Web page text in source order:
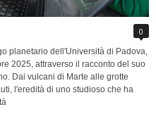
0
planetario dell'Università di Padova,
2025, attraverso il racconto del suo
Dai vulcani di Marte alle grotte
l'eredità di uno studioso che ha